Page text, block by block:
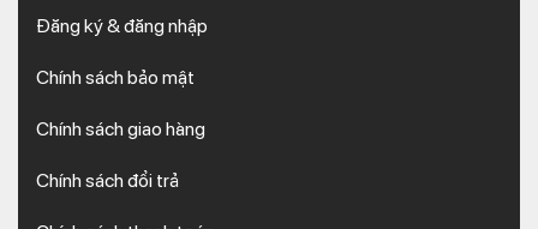
Đăng ký & đăng nhập
Chính sách bảo mật
Chính sách giao hàng
Chính sách đổi trả